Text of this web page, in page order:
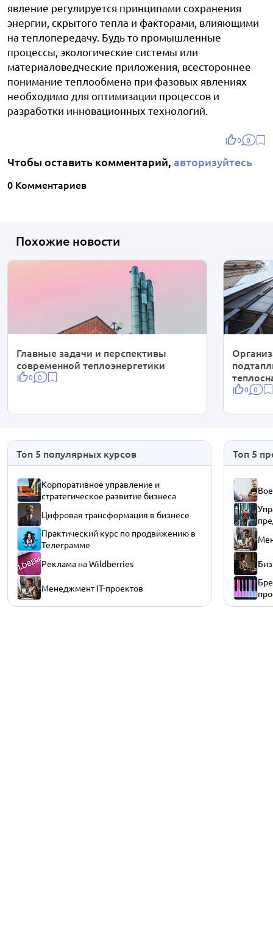
явление регулируется принципами сохранения
энергии, скрытого тепла и факторами, влияющими
на теплопередачу. Будь то промышленные
процессы, экологические системы или
материаловедческие приложения, всестороннее
понимание теплообмена при фазовых явлениях
необходимо для оптимизации процессов и
разработки инновационных технологий.
0 0
Чтобы оставить комментарий, авторизуйтесь
0 Комментариев
Похожие новости
Главные задачи и перспективы
современной теплоэнергетики
0 0
0 0
Топ 5 популярных курсов
Корпоративное управление и
стратегическое развитие бизнеса
Цифровая трансформация в бизнесе
Практический курс по продвижению в
Телеграмме
Реклама на Wildberries
Менеджмент IT-проектов
Топ 5